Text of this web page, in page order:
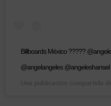
Billboards México ?????
@angelangeles @angeleshansel